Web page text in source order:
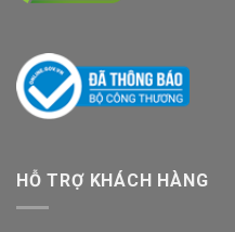
HỖ TRỢ KHÁCH HÀNG